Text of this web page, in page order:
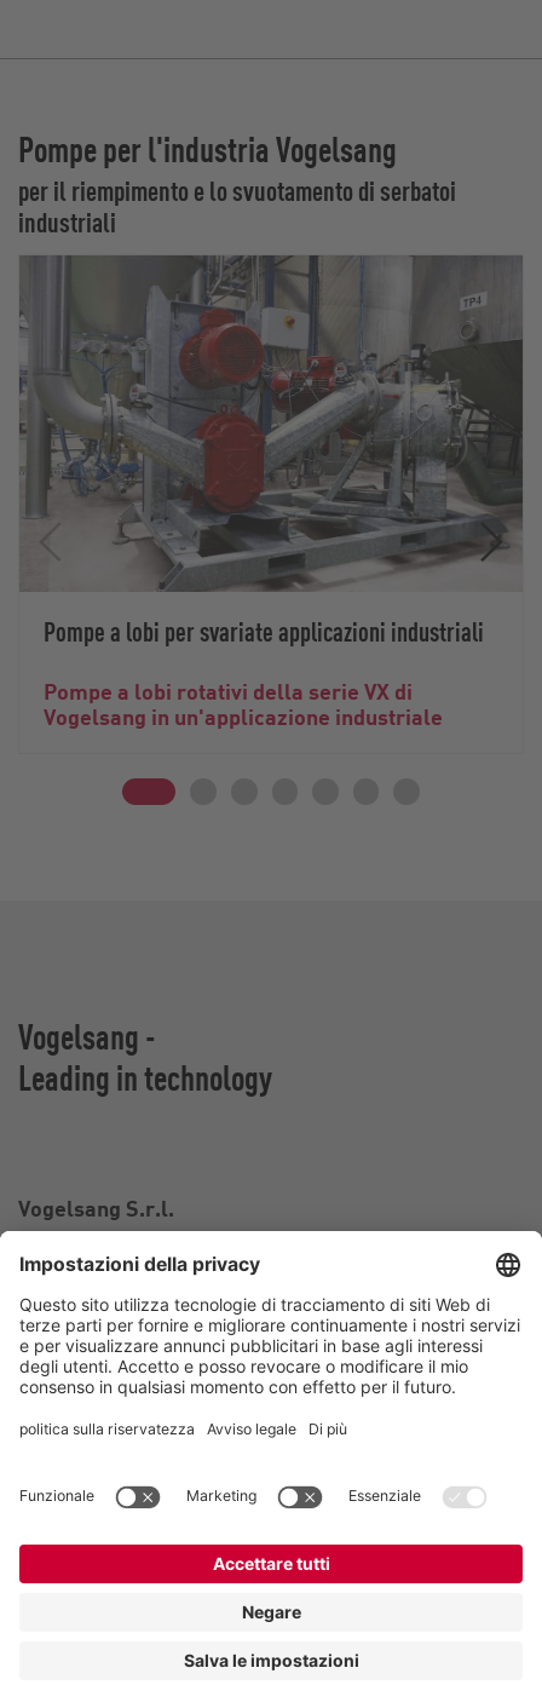
Pompe per l'industria Vogelsang
per il riempimento e lo svuotamento di serbatoi
industriali
Pompe a lobi per svariate applicazioni industriali
Pompe a lobi rotativi della serie VX di
Vogelsang in un'applicazione industriale
Vogelsang -
Leading in technology
Vogelsang S.r.l.
26025 Pandino CR
Italia
Contatto
Email:
italy@vogelsang.info
Nota sulla tutela dei dati personali